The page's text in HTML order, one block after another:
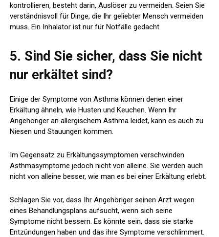
kontrollieren, besteht darin, Auslöser zu vermeiden. Seien Sie
verständnisvoll für Dinge, die Ihr geliebter Mensch vermeiden
muss. Ein Inhalator ist nur für Notfälle gedacht.
5. Sind Sie sicher, dass Sie nicht
nur erkältet sind?
Einige der Symptome von Asthma können denen einer
Erkältung ähneln, wie Husten und Keuchen. Wenn Ihr
Angehöriger an allergischem Asthma leidet, kann es auch zu
Niesen und Stauungen kommen.
Im Gegensatz zu Erkältungssymptomen verschwinden
Asthmasymptome jedoch nicht von alleine. Sie werden auch
nicht von alleine besser, wie man es bei einer Erkältung erlebt.
Schlagen Sie vor, dass Ihr Angehöriger seinen Arzt wegen
eines Behandlungsplans aufsucht, wenn sich seine
Symptome nicht bessern. Es könnte sein, dass sie starke
Entzündungen haben und das ihre Symptome verschlimmert.